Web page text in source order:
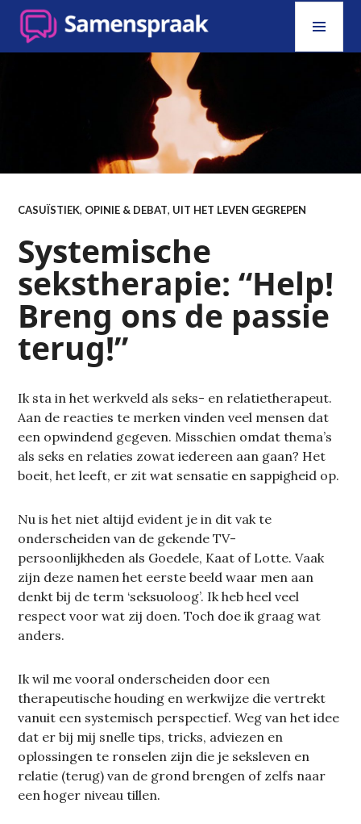
Skip
content
SAMENSPRAAK
CASUÏSTIEK, OPINIE & DEBAT, UIT HET LEVEN GEGREPEN
Systemische
sekstherapie: “Help!
Breng ons de passie
terug!”
Ik sta in het werkveld als seks- en relatietherapeut.
Aan de reacties te merken vinden veel mensen dat
een opwindend gegeven. Misschien omdat thema’s
als seks en relaties zowat iedereen aan gaan? Het
boeit, het leeft, er zit wat sensatie en sappigheid op.
Nu is het niet altijd evident je in dit vak te
onderscheiden van de gekende TV-
persoonlijkheden als Goedele, Kaat of Lotte. Vaak
zijn deze namen het eerste beeld waar men aan
denkt bij de term ‘seksuoloog’. Ik heb heel veel
respect voor wat zij doen. Toch doe ik graag wat
anders.
Ik wil me vooral onderscheiden door een
therapeutische houding en werkwijze die vertrekt
vanuit een systemisch perspectief. Weg van het idee
dat er bij mij snelle tips, tricks, adviezen en
oplossingen te ronselen zijn die je seksleven en
relatie (terug) van de grond brengen of zelfs naar
een hoger niveau tillen.